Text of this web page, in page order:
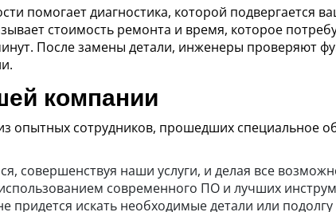
помогает диагностика, которой подвергается
стоимость ремонта и время, которое
После замены детали, инженеры проверяют
компании
опытных сотрудников, прошедших специальное
совершенствуя наши услуги, и делая все
современного ПО и лучших
придется искать необходимые детали или